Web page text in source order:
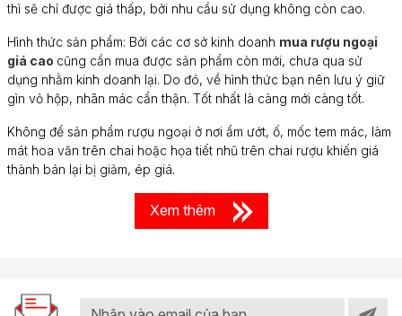
thì sẽ chỉ được giá thấp, bởi nhu cầu sử dụng không còn cao.
Hình thức sản phẩm: Bởi các cơ sở kinh doanh mua rượu ngoại
giá cao cũng cần mua được sản phẩm còn mới, chưa qua sử
dụng nhằm kinh doanh lại. Do đó, về hình thức bạn nên lưu ý giữ
gìn vỏ hộp, nhãn mác cẩn thận. Tốt nhất là càng mới càng tốt.
Không để sản phẩm rượu ngoại ở nơi ẩm ướt, ố, mốc tem mác, làm
mát hoa văn trên chai hoặc họa tiết nhũ trên chai rượu khiến giá
thành bán lại bị giảm, ép giá.
Xem thêm